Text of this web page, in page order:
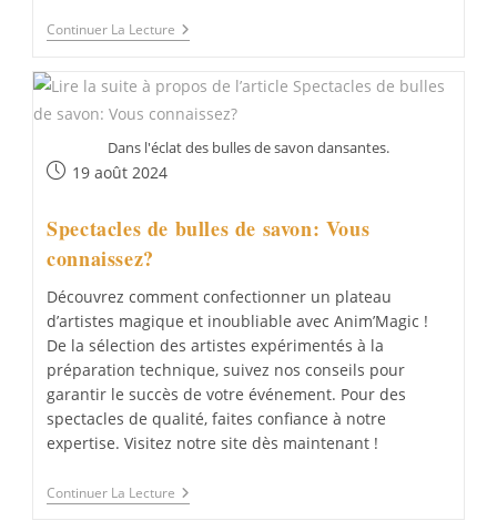
Continuer La Lecture Le
Cirque
:
Vous
Connaissez?
Dans l'éclat des bulles de savon dansantes.
Publication
19 août 2024
Spectacles de bulles de savon: Vous
connaissez?
Découvrez comment confectionner un plateau
d’artistes magique et inoubliable avec Anim’Magic !
De la sélection des artistes expérimentés à la
préparation technique, suivez nos conseils pour
garantir le succès de votre événement. Pour des
spectacles de qualité, faites confiance à notre
expertise. Visitez notre site dès maintenant !
Continuer La Lecture Spectacles
De